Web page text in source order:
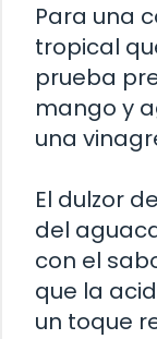
Para una
tropical
prueba
mango y
una
El dulzor
del
con el
que la
un toque